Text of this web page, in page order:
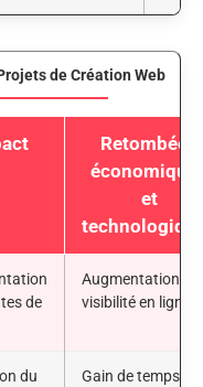
de Création Web
Retombées
et
de
Augmentation de
visibilité en ligne
du
Gain de temps et